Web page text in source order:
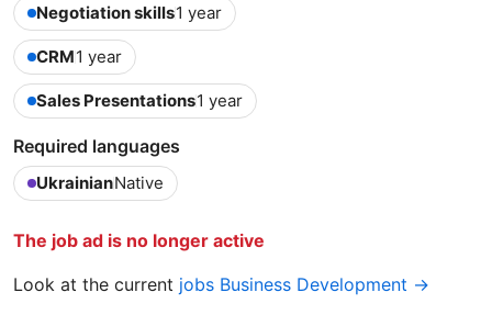
Negotiation skills1 year
CRM1 year
Sales Presentations1 year
Required languages
UkrainianNative
The job ad is no longer active
Look at the current jobs Business Development →